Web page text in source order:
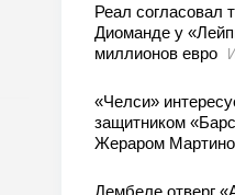
Реал согласовал
Диоманде у
миллионов евро
«Челси»
защитником
Жераром
Дембеле отверг